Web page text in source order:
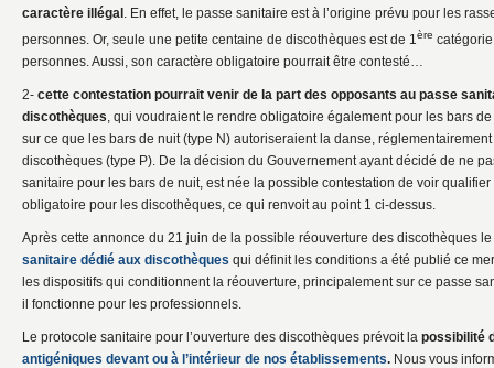
caractère illégal . En effet, le passe sanitaire est à l’origine prévu pour les
personnes. Or, seule une petite centaine de discothèques est de 1ère
personnes. Aussi, son caractère obligatoire pourrait être contesté…
2- cette contestation pourrait venir de la part des opposants au passe
discothèques, qui voudraient le rendre obligatoire également pour les bars
sur ce que les bars de nuit (type N) autoriseraient la danse,
discothèques (type P). De la décision du Gouvernement ayant décidé de ne
sanitaire pour les bars de nuit, est née la possible contestation de voir qualifier
obligatoire pour les discothèques, ce qui renvoit au point 1 ci-dessus.
Après cette annonce du 21 juin de la possible réouverture des discothèques
sanitaire dédié aux discothèques qui définit les conditions a été publié ce
les dispositifs qui conditionnent la réouverture, principalement sur ce passe
il fonctionne pour les professionnels.
Le protocole sanitaire pour l’ouverture des discothèques prévoit la possibilité
antigéniques devant ou à l’intérieur de nos établissements. Nous vous